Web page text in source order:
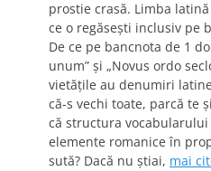
prostie crasă. Limba
ce o regăseşti inclusiv pe
De ce pe bancnota de 1
unum” şi „Novus ordo
vietăţile au denumiri
că-s vechi toate, parcă te
că structura
elemente romanice în
sută? Dacă nu ştiai, mai